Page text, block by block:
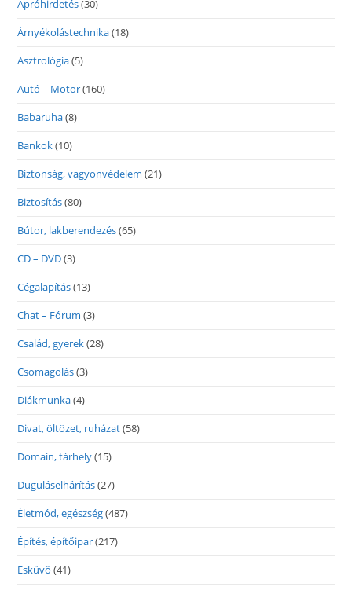
Apróhirdetés(30)
Árnyékolástechnika(18)
Asztrológia(5)
Autó – Motor(160)
Babaruha(8)
Bankok(10)
Biztonság, vagyonvédelem (21)
Biztosítás(80)
Bútor, lakberendezés(65)
CD – DVD(3)
Cégalapítás(13)
Chat – Fórum (3)
Család, gyerek(28)
Csomagolás(3)
Diákmunka(4)
Divat, öltözet, ruházat(58)
Domain, tárhely(15)
Duguláselhárítás(27)
Életmód, egészség(487)
Építés, építőipar(217)
Esküvő (41)